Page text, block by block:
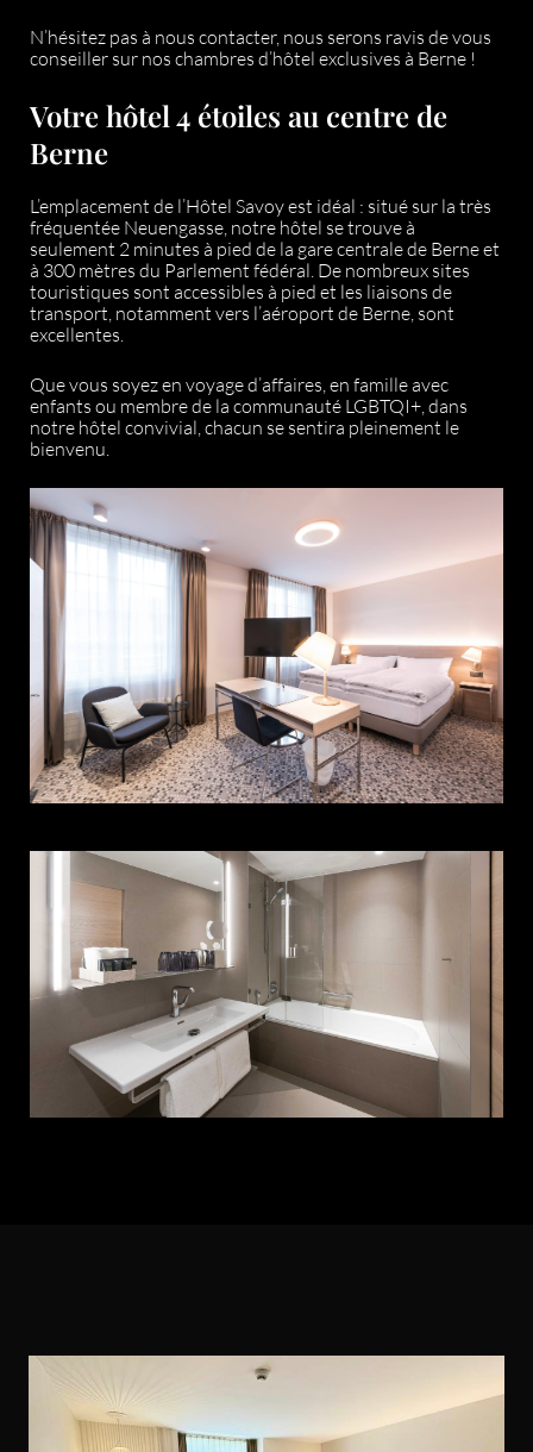
N’hésitez pas à nous contacter, nous serons ravis de vous
conseiller sur nos chambres d’hôtel exclusives à Berne !
Votre hôtel 4 étoiles au centre de
Berne
L’emplacement de l’Hôtel Savoy est idéal : situé sur la très
fréquentée Neuengasse, notre hôtel se trouve à
seulement 2 minutes à pied de la gare centrale de Berne et
à 300 mètres du Parlement fédéral. De nombreux sites
touristiques sont accessibles à pied et les liaisons de
transport, notamment vers l’aéroport de Berne, sont
excellentes.
Que vous soyez en voyage d’affaires, en famille avec
enfants ou membre de la communauté LGBTQI+, dans
notre hôtel convivial, chacun se sentira pleinement le
bienvenu.